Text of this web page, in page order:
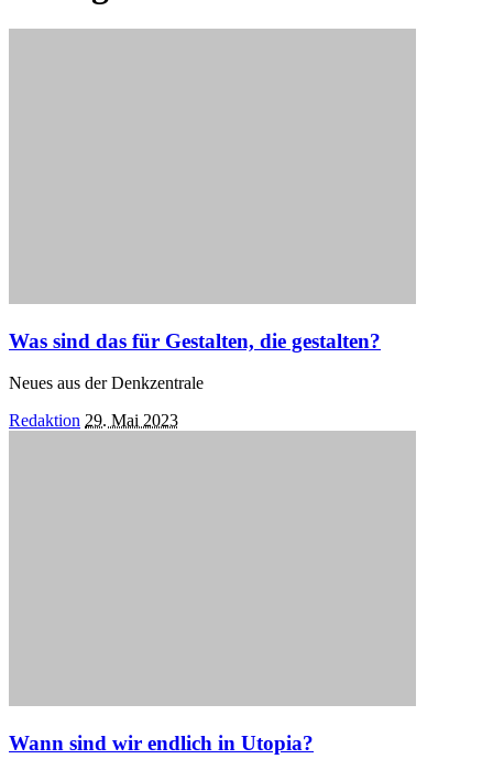
Was sind das für Gestalten, die gestalten?
Neues aus der Denkzentrale
Posted
Redaktion 29. Mai 2023
Wann sind wir endlich in Utopia?